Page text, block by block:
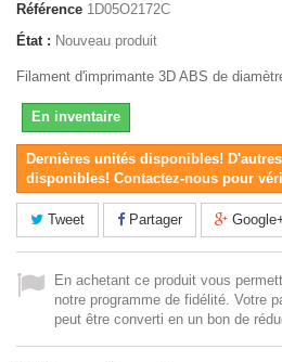
Référence 1D05O2172C
État : Nouveau produit
Filament d'imprimante 3D ABS de
En inventaire
Dernières unités disponibles!
disponibles! Contactez-nous pour
Tweet Partager
En achetant ce produit vous
notre programme de fidélité. Votre
peut être converti en un bon de